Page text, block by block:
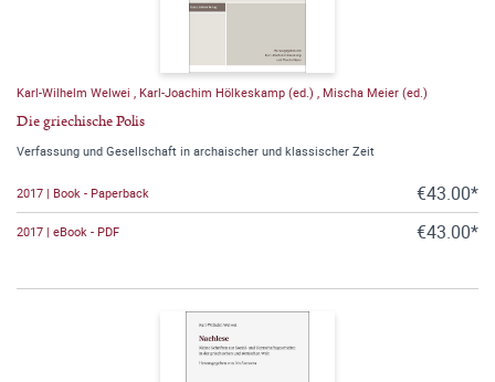
Karl-Wilhelm Welwei Karl-Joachim Hölkeskamp (ed.) Mischa Meier (ed.)
Die griechische Polis
Verfassung und Gesellschaft in archaischer und klassischer Zeit
2017 | Book - Paperback €43.00*
2017 | eBook - PDF €43.00*